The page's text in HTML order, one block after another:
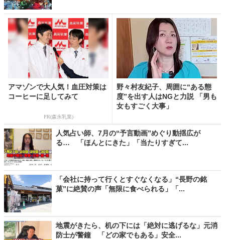
アマゾンで大人気！血圧対策は
コーヒーに足してみて
PR(森永乳業)
野々村友紀子、周囲に“ある態
度”を出す人はNGと力説 「男も
女もすごく大事」
人気占い師、7月の“予言動画”めぐり動揺広が
る… 「ほんとにきた」「当たりすぎて...
「会社に持って行くとすぐなくなる」“長野の銘
菓”に絶賛の声「無限に食べられる」「...
地震がきたら、机の下には「絶対に逃げるな」元消
防士が警鐘 「どの家でもある」安全...